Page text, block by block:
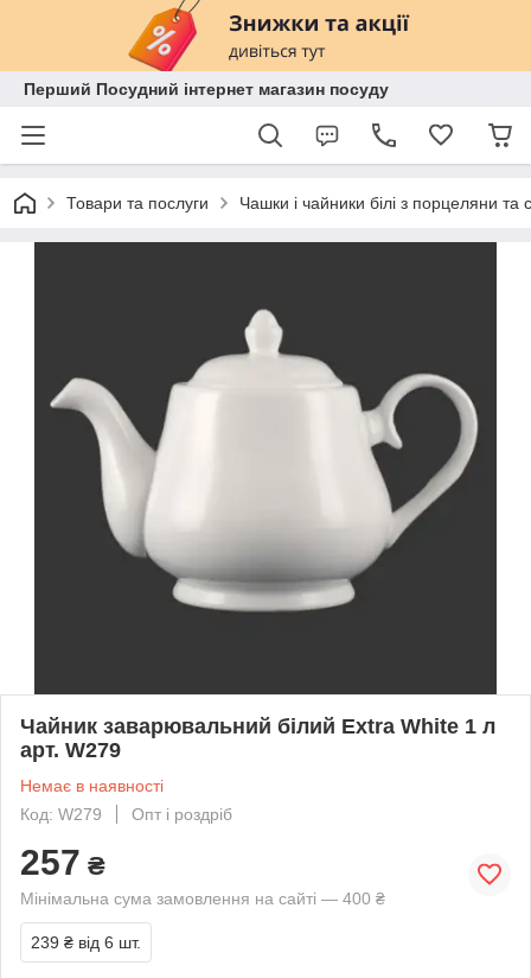
Перший Посудний інтернет магазин посуду
Товари та послуги Чашки і чайники білі з порцеляни та
Чайник заварювальний білий Extra White 1 л
арт. W279
Немає в наявності
Код: W279
Опт і роздріб
257 ₴
Мінімальна сума замовлення на сайті — 400 ₴
239 ₴ від 6 шт.